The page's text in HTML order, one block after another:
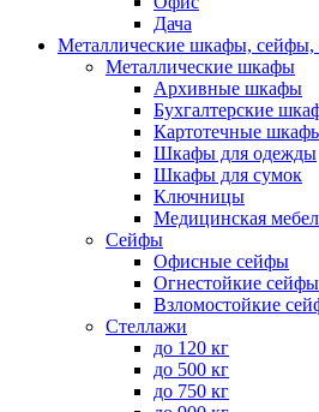
Дача
Металлические шкафы, сейфы,
Металлические шкафы
Архивные шкафы
Бухгалтерские
Картотечные
Шкафы для одежды
Шкафы для сумок
Ключницы
Медицинская
Сейфы
Офисные сейфы
Огнестойкие сейфы
Взломостойкие
Стеллажи
до 120 кг
до 500 кг
до 750 кг